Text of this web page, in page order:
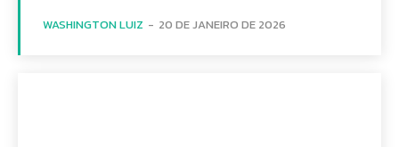
WASHINGTON LUIZ - 20 DE JANEIRO DE 2026